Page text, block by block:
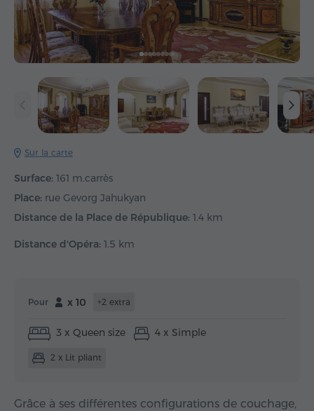
Sur la carte
Surface: 161 m.carrès
Place: rue Gevorg Jahukyan
Distance de la Place de République: 1.4 km
Distance d'Opéra: 1.5 km
Pour x 10 +2 extra
3 x Queen size 4 x Simple
2 x Lit pliant
Grâce à ses différentes configurations de couchage,